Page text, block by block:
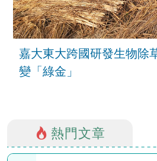
嘉大東大跨國研發生物除
變「綠金」
熱門文章